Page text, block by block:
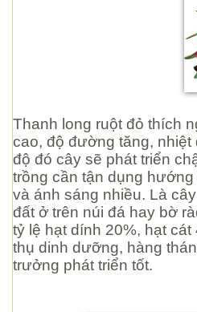
Thanh long ruột đỏ thích
cao, độ đường tăng,
độ đó cây sẽ phát triển
trồng cần tận dụng
và ánh sáng nhiều. Là
đất ở trên núi đá hay bờ
tỷ lệ hạt dính 20%, hạt
thụ dinh dưỡng, hàng
trưởng phát triển tốt.